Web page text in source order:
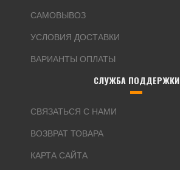
САМОВЫВОЗ
УСЛОВИЯ ДОСТАВКИ
ВАРИАНТЫ ОПЛАТЫ
СЛУЖБА ПОДДЕРЖКИ
СВЯЗАТЬСЯ С НАМИ
ВОЗВРАТ ТОВАРА
КАРТА САЙТА